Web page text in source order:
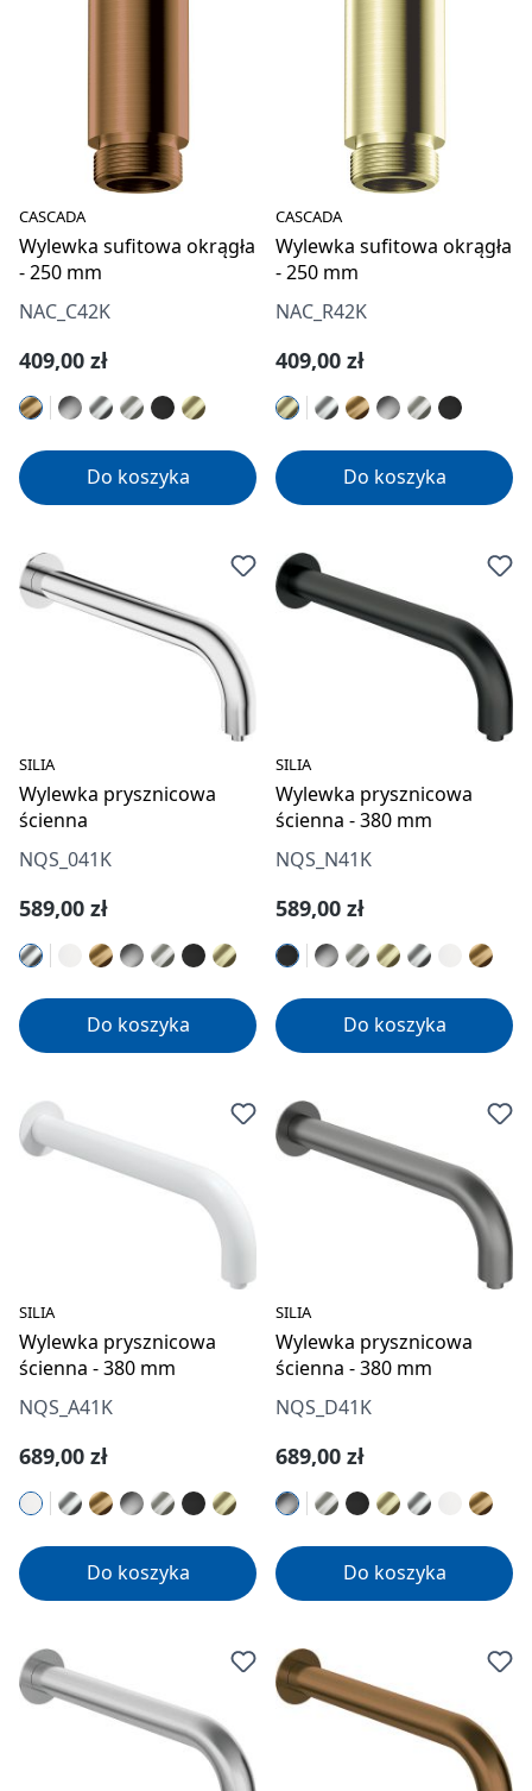
CASCADA
Wylewka sufitowa okrągła
- 250 mm
NAC_C42K
Cena regularna:
409,00 zł
Do koszyka
CASCADA
Wylewka sufitowa okrągła
- 250 mm
NAC_R42K
Cena regularna:
409,00 zł
Do koszyka
SILIA
Wylewka prysznicowa
ścienna
NQS_041K
Cena regularna:
589,00 zł
Do koszyka
SILIA
Wylewka prysznicowa
ścienna - 380 mm
NQS_N41K
Cena regularna:
589,00 zł
Do koszyka
SILIA
Wylewka prysznicowa
ścienna - 380 mm
NQS_A41K
Cena regularna:
689,00 zł
Do koszyka
SILIA
Wylewka prysznicowa
ścienna - 380 mm
NQS_D41K
Cena regularna:
689,00 zł
Do koszyka